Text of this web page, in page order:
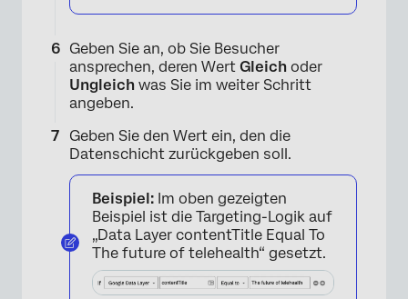
Geben Sie an, ob Sie Besucher
ansprechen, deren Wert Gleich oder
Ungleich was Sie im weiter Schritt
angeben.
Geben Sie den Wert ein, den die
Datenschicht zurückgeben soll.
Beispiel: Im oben gezeigten
Beispiel ist die Targeting-Logik auf
„Data Layer contentTitle Equal To
The future of telehealth“ gesetzt.